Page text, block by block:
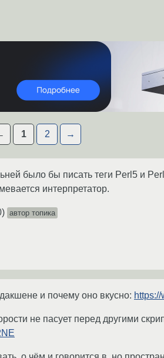
1 2 →
было бы писать теги Perl5 и
интерпретатор.
) автор топика
и почему оно вкусно:
не пасует перед другими